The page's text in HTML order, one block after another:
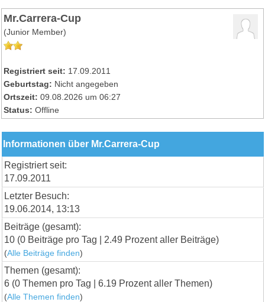
Mr.Carrera-Cup
(Junior Member)
Registriert seit: 17.09.2011
Geburtstag: Nicht angegeben
Ortszeit: 09.08.2026 um 06:27
Status: Offline
Informationen über Mr.Carrera-Cup
Registriert seit:
17.09.2011
Letzter Besuch:
19.06.2014, 13:13
Beiträge (gesamt):
10 (0 Beiträge pro Tag | 2.49 Prozent aller Beiträge)
(Alle Beiträge finden)
Themen (gesamt):
6 (0 Themen pro Tag | 6.19 Prozent aller Themen)
(Alle Themen finden)